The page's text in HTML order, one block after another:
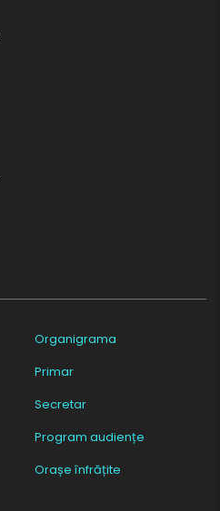
Organigrama
Primar
Secretar
Program audiențe
Orașe înfrățite